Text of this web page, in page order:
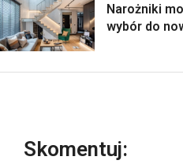
Narożniki
wybór do
Skomentuj: